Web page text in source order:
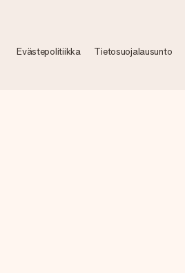
Evästepolitiikka Tietosuojalausunto